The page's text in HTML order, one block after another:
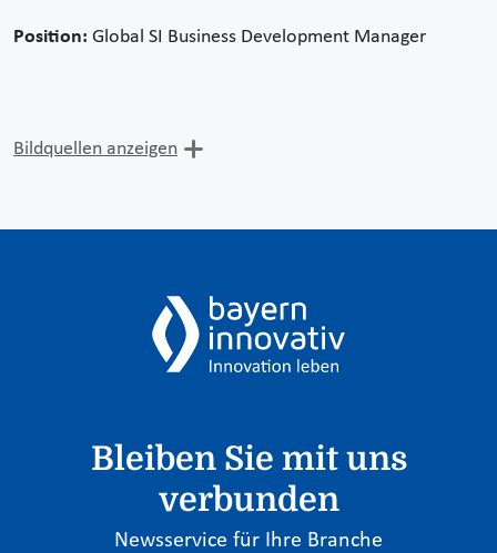
Position: Global SI Business Development Manager
Bildquellen anzeigen
Bleiben Sie mit uns
verbunden
Newsservice für Ihre Branche